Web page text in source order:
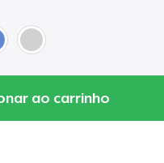
ao carrinho